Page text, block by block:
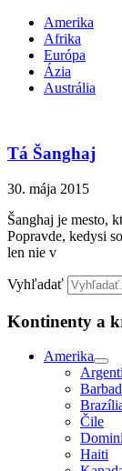
Amerika
Afrika
Európa
Ázia
Austrália
Tá Šanghaj
30. mája 2015
Šanghaj je mesto,
Popravde, kedysi
len nie v
Vyhľadať
Kontinenty a
Amerika
Čile
Haiti